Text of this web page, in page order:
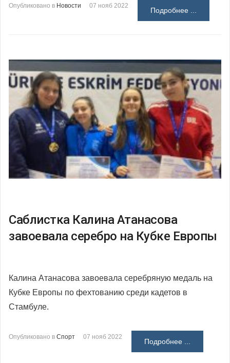
Опубликовано в Новости 07 нояб 2022
Подробнее ...
Саблистка Калина Атанасова
завоевала серебро на Кубке Европы
Калина Атанасова завоевала серебряную медаль на
Кубке Европы по фехтованию среди кадетов в
Стамбуле.
Опубликовано в Спорт 07 нояб 2022
Подробнее ...